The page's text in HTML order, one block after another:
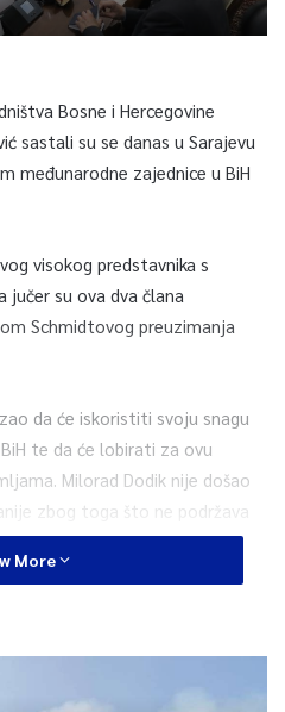
Bosne i Hercegovine
sastali su se danas u Sarajevu
međunarodne zajednice u BiH
visokog predstavnika s
jučer su ova dva člana
Schmidtovog preuzimanja
da će iskoristiti svoju snagu
te da će lobirati za ovu
Milorad Dodik nije došao
zbog toga što ne podržava
te zbog toga što
kao što je i dogovoreno u
da dolazi kao prijatelj
More